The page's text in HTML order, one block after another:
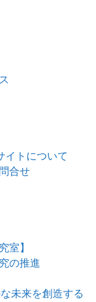
イトについて
合せ
室】
の推進
未来を創造する